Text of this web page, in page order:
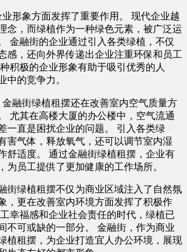
业形象方面发挥了重要作用。 现代企业越
念，而绿植作为一种绿色元素，被广泛运
金融街的企业通过引入各类绿植，不仅
感，还向外界传递出企业注重环保和员工
积极的企业形象有助于吸引优秀的人
中的竞争力。
融街绿植租摆还在改善室内空气质量方
尤其在高楼大厦的办公楼中，空气流通
一直是困扰企业的问题。 引入各类绿
害气体，释放氧气，还可以调节室内湿
舒适度。 通过金融街绿植租摆，企业有
为员工提供了更加健康的工作场所。
街绿植租摆不仅为商业区域注入了自然氛
，更在改善室内环境方面发挥了积极作
幸福感和企业社会责任的时代，绿植已
不可或缺的一部分。 金融街，作为商业
植租摆，为企业打造宜人办公环境，展现